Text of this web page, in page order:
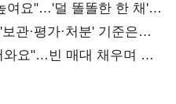
여요"…'덜 똘똘한 한 채'
관·평가·처분' 기준은
와요"…빈 매대 채우며 문